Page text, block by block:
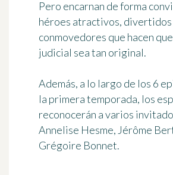
Pero encarnan de forma
héroes atractivos, divertidos
conmovedores que hacen
judicial sea tan original.
Además, a lo largo de los 6
la primera temporada, los
reconocerán avarios
Annelise Hesme, Jérôme
Grégoire Bonnet.